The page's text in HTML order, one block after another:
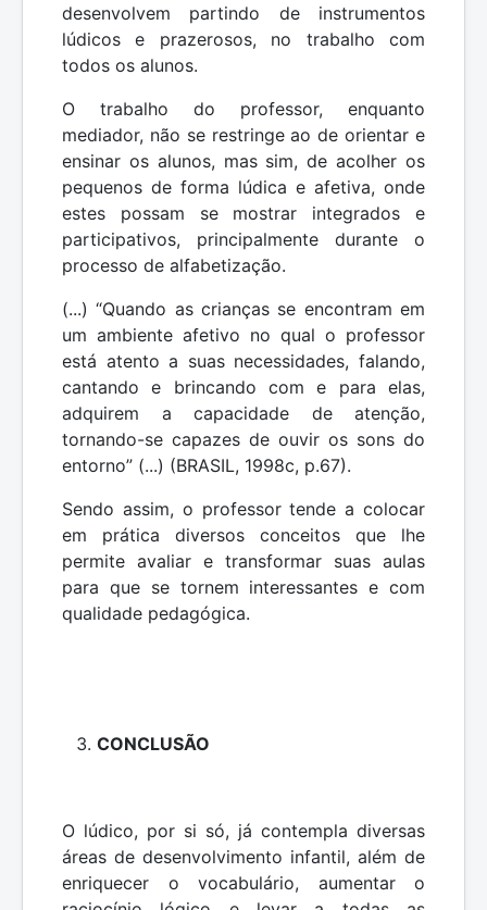
desenvolvem partindo de instrumentos
lúdicos e prazerosos, no trabalho com
todos os alunos.
O trabalho do professor, enquanto
mediador, não se restringe ao de orientar e
ensinar os alunos, mas sim, de acolher os
pequenos de forma lúdica e afetiva, onde
estes possam se mostrar integrados e
participativos, principalmente durante o
processo de alfabetização.
(...) “Quando as crianças se encontram em
um ambiente afetivo no qual o professor
está atento a suas necessidades, falando,
cantando e brincando com e para elas,
adquirem a capacidade de atenção,
tornando-se capazes de ouvir os sons do
entorno” (...) (BRASIL, 1998c, p.67).
Sendo assim, o professor tende a colocar
em prática diversos conceitos que lhe
permite avaliar e transformar suas aulas
para que se tornem interessantes e com
qualidade pedagógica.
CONCLUSÃO
O lúdico, por si só, já contempla diversas
áreas de desenvolvimento infantil, além de
enriquecer o vocabulário, aumentar o